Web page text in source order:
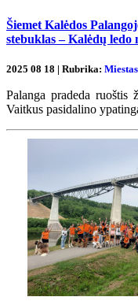
Šiemet Kalėdos
stebuklas – Kalėdų ledo
2025 08 18 | Rubrika: Miestas
Palanga pradeda ruoštis
Vaitkus pasidalino